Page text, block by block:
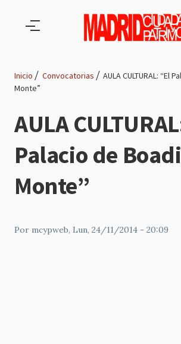
de
navegación
Inicio Convocatorias
AULA CULTURAL: “El
Monte”
AULA
Palacio de
Monte”
Por mcypweb, Lun, 24/11/2014 - 20:09